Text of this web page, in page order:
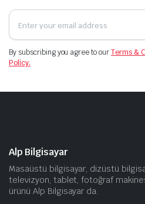
By subscribing you agree to ourTerms &
Policy.
Alp Bilgisayar
Masaüstü bilgisayar, dizüstü
televizyon, tablet, fotoğraf
ürünü Alp Bilgisayar da.